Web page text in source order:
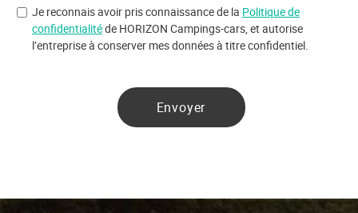
Je reconnais avoir pris connaissance de la Politique de
confidentialitéde HORIZON Campings-cars, et autorise
l’entreprise à conserver mes données à titre confidentiel.
Envoyer